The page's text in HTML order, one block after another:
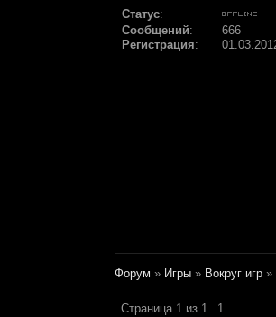
Статус:
Сообщений:
666
Регистрация:
Форум » Игры » Вокруг игр »
Страница 1 из 1 1